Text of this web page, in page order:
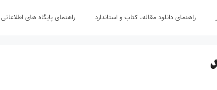
راهنمای دانلود مقاله، کتاب و استاندارد راهنمای پایگاه های اطلاعاتی